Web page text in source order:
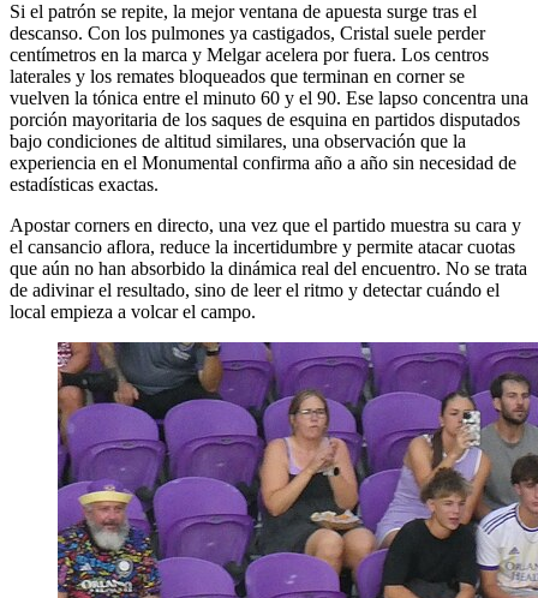
Si el patrón se repite, la mejor ventana de apuesta surge tras el
descanso. Con los pulmones ya castigados, Cristal suele perder
centímetros en la marca y Melgar acelera por fuera. Los centros
laterales y los remates bloqueados que terminan en corner se
vuelven la tónica entre el minuto 60 y el 90. Ese lapso concentra una
porción mayoritaria de los saques de esquina en partidos disputados
bajo condiciones de altitud similares, una observación que la
experiencia en el Monumental confirma año a año sin necesidad de
estadísticas exactas.
Apostar corners en directo, una vez que el partido muestra su cara y
el cansancio aflora, reduce la incertidumbre y permite atacar cuotas
que aún no han absorbido la dinámica real del encuentro. No se trata
de adivinar el resultado, sino de leer el ritmo y detectar cuándo el
local empieza a volcar el campo.